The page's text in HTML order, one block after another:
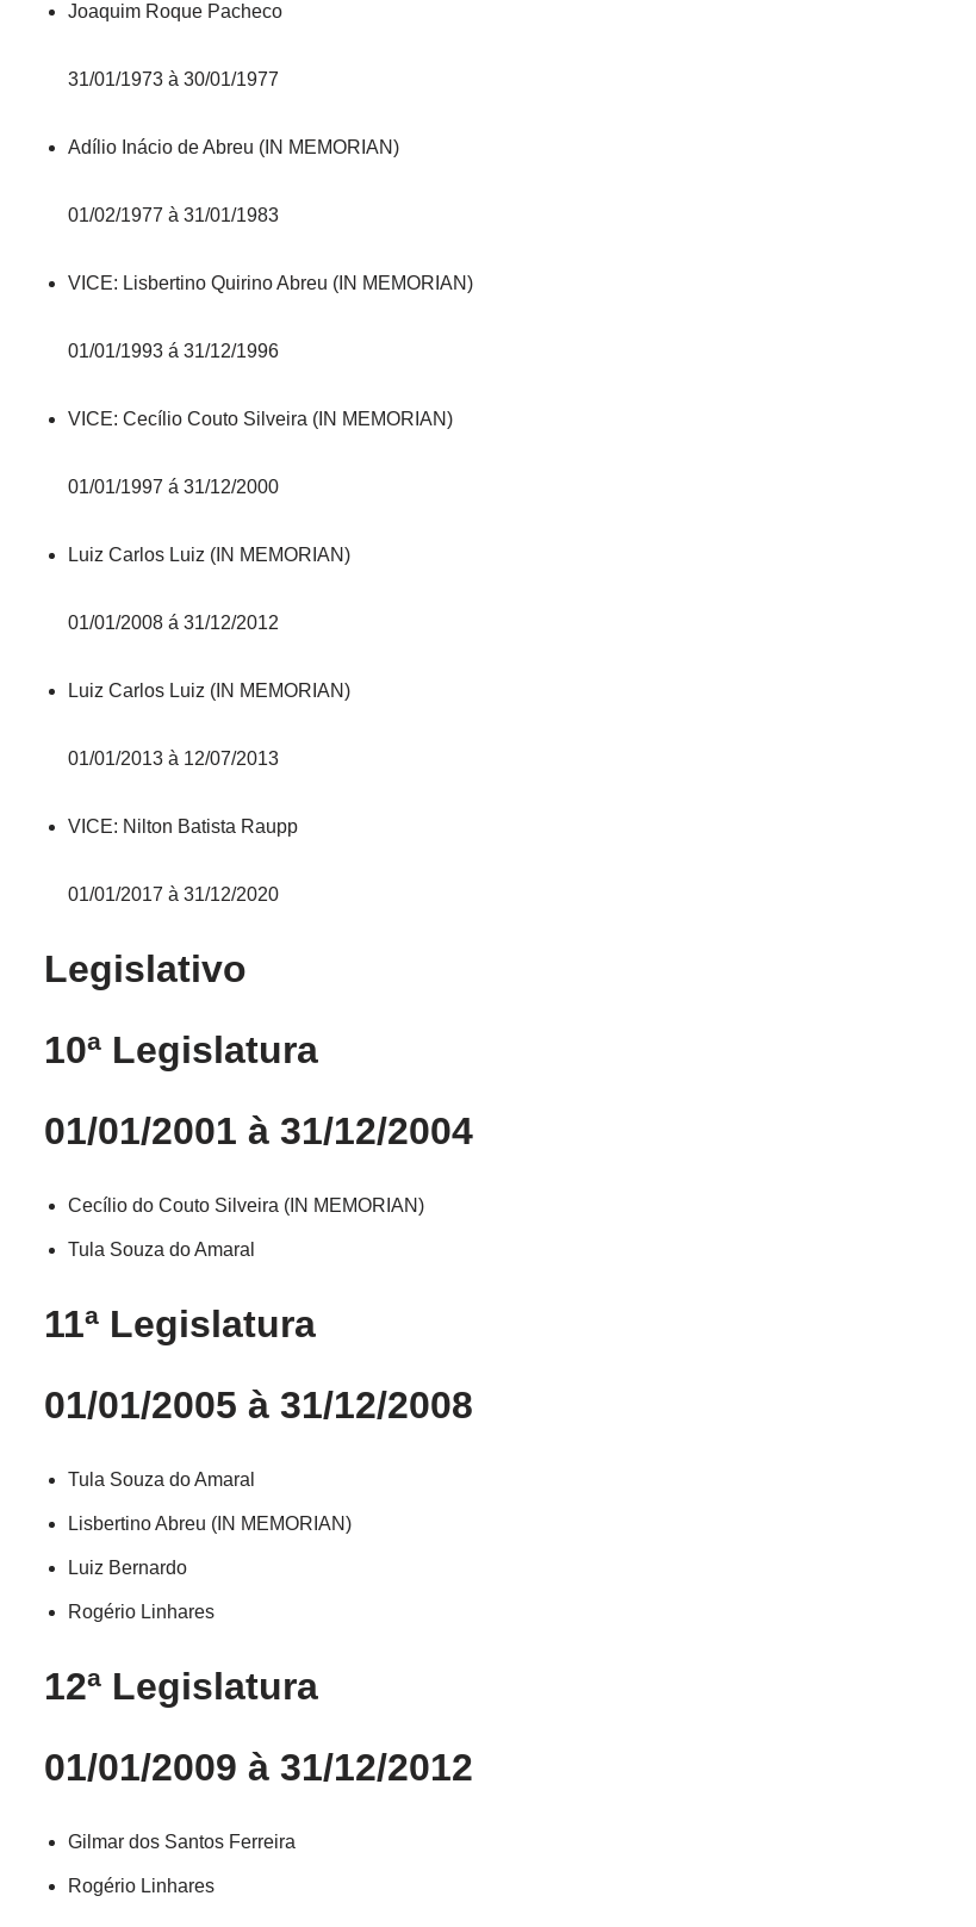
Joaquim Roque Pacheco
31/01/1973 à 30/01/1977
Adílio Inácio de Abreu (IN MEMORIAN)
01/02/1977 à 31/01/1983
VICE: Lisbertino Quirino Abreu (IN MEMORIAN)
01/01/1993 á 31/12/1996
VICE: Cecílio Couto Silveira (IN MEMORIAN)
01/01/1997 á 31/12/2000
Luiz Carlos Luiz (IN MEMORIAN)
01/01/2008 á 31/12/2012
Luiz Carlos Luiz (IN MEMORIAN)
01/01/2013 à 12/07/2013
VICE: Nilton Batista Raupp
01/01/2017 à 31/12/2020
Legislativo
10ª Legislatura
01/01/2001 à 31/12/2004
Cecílio do Couto Silveira (IN MEMORIAN)
Tula Souza do Amaral
11ª Legislatura
01/01/2005 à 31/12/2008
Tula Souza do Amaral
Lisbertino Abreu (IN MEMORIAN)
Luiz Bernardo
Rogério Linhares
12ª Legislatura
01/01/2009 à 31/12/2012
Gilmar dos Santos Ferreira
Rogério Linhares